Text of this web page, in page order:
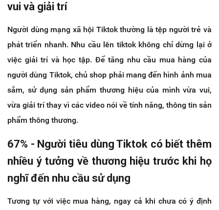
vui và giải trí
Người dùng mạng xã hội Tiktok thường là tệp người trẻ và
phát triển nhanh. Nhu cầu lên tiktok không chỉ dừng lại ở
việc giải trí và học tập. Để tăng nhu cầu mua hàng của
người dùng Tiktok, chủ shop phải mang đến hình ảnh mua
sắm, sử dụng sản phẩm thương hiệu của mình vừa vui,
vừa giải trí thay vì các video nói về tính năng, thông tin sản
phẩm thông thương.
67% - Người tiêu dùng Tiktok có biết thêm
nhiều ý tưởng về thương hiệu trước khi họ
nghĩ đến nhu cầu sử dụng
Tương tự với việc mua hàng, ngay cả khi chưa có ý định